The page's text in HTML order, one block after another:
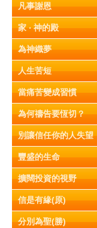
凡事謝恩
家 ‧ 神的殿
為神織夢
人生苦短
當痛苦變成習慣
為何禱告要恆切？
別讓信任你的人失望
豐盛的生命
擴闊投資的視野
信是有緣(原)
分別為聖(勝)